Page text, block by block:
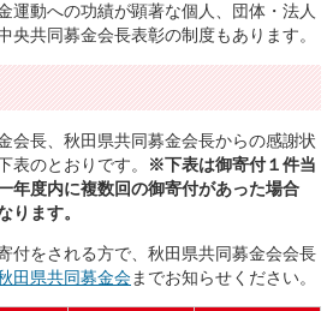
運動への功績が顕著な個人、団体・法人
央共同募金会長表彰の制度もあります。
会長、秋田県共同募金会長からの感謝状
表のとおりです。
※下表は御寄付１件当
年度内に複数回の御寄付があった場合
ります。
付をされる方で、秋田県共同募金会会長
田県共同募金会までお知らせください。